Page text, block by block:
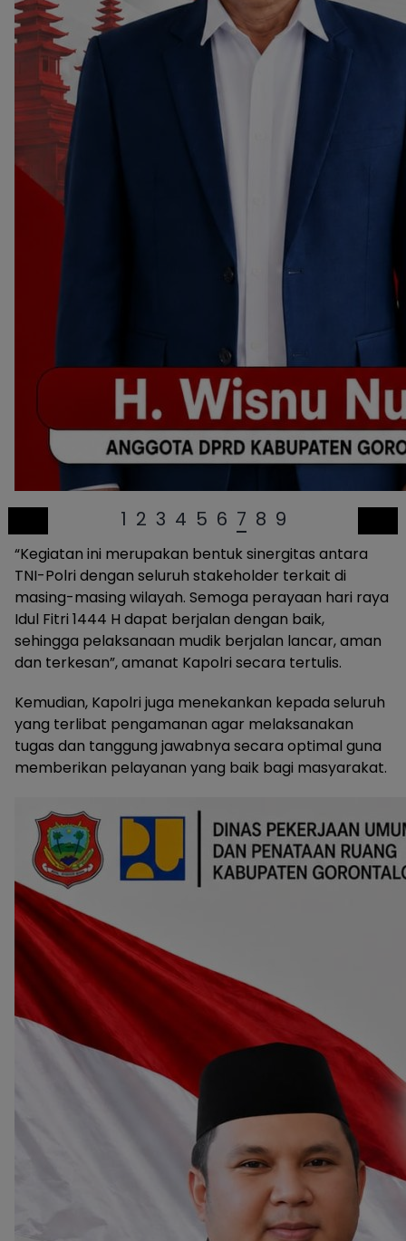
1 2 3 4 5 6 7 8 9
“Kegiatan ini merupakan bentuk sinergitas antara
TNI-Polri dengan seluruh stakeholder terkait di
masing-masing wilayah. Semoga perayaan hari raya
Idul Fitri 1444 H dapat berjalan dengan baik,
sehingga pelaksanaan mudik berjalan lancar, aman
dan terkesan”, amanat Kapolri secara tertulis.
Kemudian, Kapolri juga menekankan kepada seluruh
yang terlibat pengamanan agar melaksanakan
tugas dan tanggung jawabnya secara optimal guna
memberikan pelayanan yang baik bagi masyarakat.